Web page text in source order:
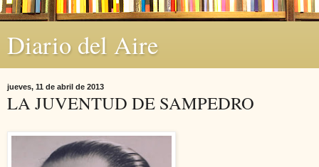
Diario del Aire
jueves, 11 de abril de 2013
LA JUVENTUD DE SAMPEDRO